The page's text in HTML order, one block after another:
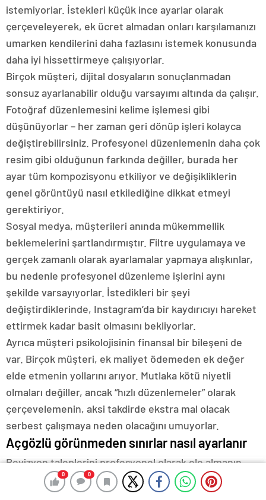
0 0
0 0
istemiyorlar. İstekleri küçük ince ayarlar olarak
çerçeveleyerek, ek ücret almadan onları karşılamanızı
umarken kendilerini daha fazlasını istemek konusunda
daha iyi hissettirmeye çalışıyorlar.
Birçok müşteri, dijital dosyaların sonuçlanmadan
sonsuz ayarlanabilir olduğu varsayımı altında da çalışır.
Fotoğraf düzenlemesini kelime işlemesi gibi
düşünüyorlar – her zaman geri dönüp işleri kolayca
değiştirebilirsiniz. Profesyonel düzenlemenin daha çok
resim gibi olduğunun farkında değiller, burada her
ayar tüm kompozisyonu etkiliyor ve değişikliklerin
genel görüntüyü nasıl etkilediğine dikkat etmeyi
gerektiriyor.
Sosyal medya, müşterileri anında mükemmellik
beklemelerini şartlandırmıştır. Filtre uygulamaya ve
gerçek zamanlı olarak ayarlamalar yapmaya alışkınlar,
bu nedenle profesyonel düzenleme işlerini aynı
şekilde varsayıyorlar. İstedikleri bir şeyi
değiştirdiklerinde, Instagram’da bir kaydırıcıyı hareket
ettirmek kadar basit olmasını bekliyorlar.
Ayrıca müşteri psikolojisinin finansal bir bileşeni de
var. Birçok müşteri, ek maliyet ödemeden ek değer
elde etmenin yollarını arıyor. Mutlaka kötü niyetli
olmaları değiller, ancak “hızlı düzenlemeler” olarak
çerçevelemenin, aksi takdirde ekstra mal olacak
serbest çalışmaya neden olacağını umuyorlar.
Açgözlü görünmeden sınırlar nasıl ayarlanır
Revizyon taleplerini profesyonel olarak ele almanın
anahtarı, sorun haline gelmeden önce net politikalar
oluşturmaktır. Sözleşmeleriniz tam olarak kaç tur